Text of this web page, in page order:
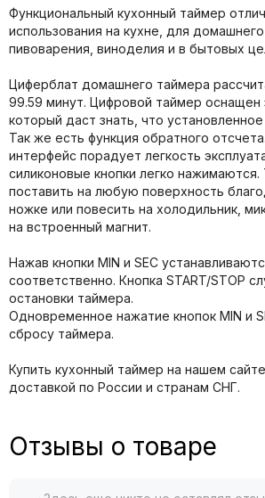
Функциональный кухонный таймер
использования на кухне, для
пивоварения, виноделия и в бытовых
Циферблат домашнего таймера
99.59 минут. Цифровой таймер оснащен
который даст знать, что
Так же есть функция обратного
интерфейс порадует легкость
силиконовые кнопки легко
поставить на любую поверхность
ножке или повесить на холодильник,
на встроенный магнит.
Нажав кнопки MIN и SEC
соответственно. Кнопка START/STOP
остановки таймера.
Одновременное нажатие кнопок MIN и
сбросу таймера.
Купить кухонный таймер на нашем
доставкой по России и странам СНГ.
Отзывы о товаре